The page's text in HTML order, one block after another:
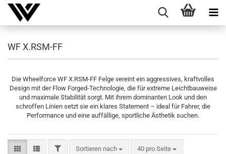
WF X.RSM-FF
Die Wheelforce WF X.RSM-FF Felge vereint ein aggressives, kraftvolles
Design mit der Flow Forged-Technologie, die für extreme Leichtbauweise
und maximale Stabilität sorgt. Mit ihrem dominanten Look und den
schroffen Linien setzt sie ein klares Statement – ideal für Fahrer, die
Performance und eine auffällige, sportliche Ästhetik suchen.
FILTERSortieren nach
Sortieren nach 40 pro Seite
pro Seite